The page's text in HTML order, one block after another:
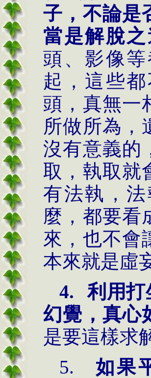
子，不論是
當是解脫之
頭、影像
起，這些
頭，真無一
所做所為，
沒有意義的
取，執取就
有法執，
麼，都要看
來，也不會
本來就是虛
4.
利用打
幻覺，真心
是要這樣求
5.
如果